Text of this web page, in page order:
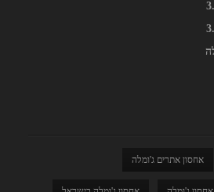
אחסון אתרים ג'ומלה